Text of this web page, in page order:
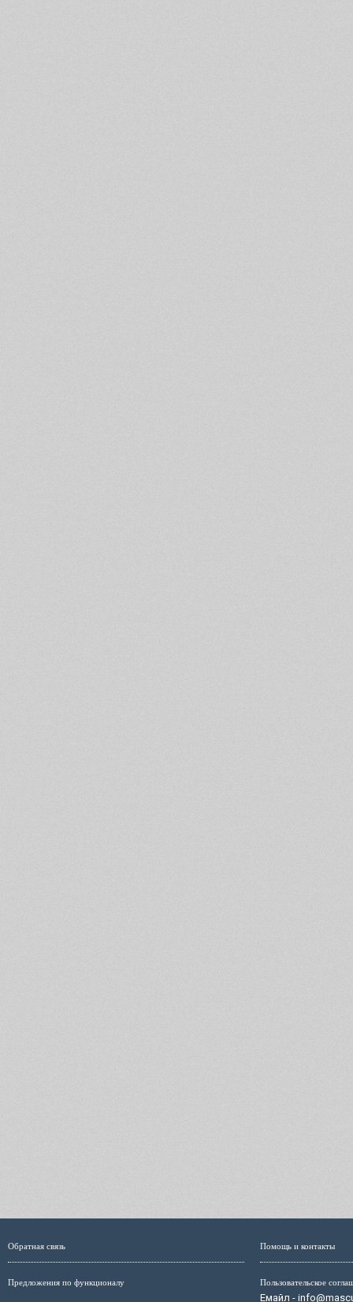
Обратная связь
Предложения по функционалу
Помощь и контакты
Пользовательское
Емайл -